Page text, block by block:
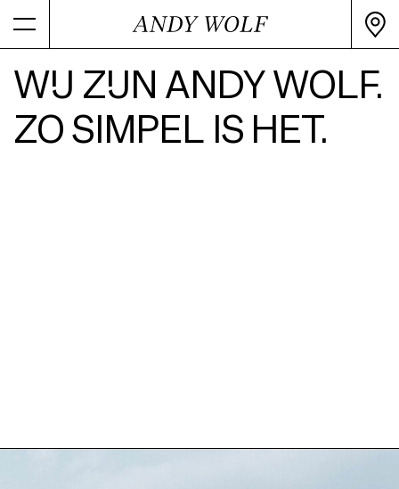
WIJ ZIJN ANDY WOLF.
ZO SIMPEL IS HET.